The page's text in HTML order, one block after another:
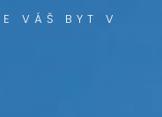
VÁŠ BYT V